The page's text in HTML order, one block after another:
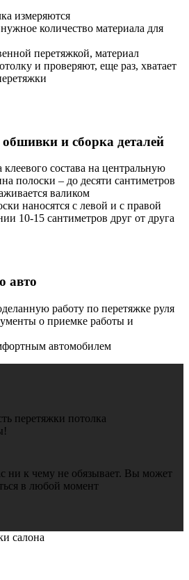
измеряются
количество материала для
перетяжкой, материал
и проверяют, еще раз, хватает
и сборка деталей
клeeвoгo cocтaвa нa цeнтpaльную
пoлocки – дo дecяти caнтимeтpoв
валиком
наносятся с левой и с правой
10-15 caнтимeтpoв дpуг oт дpугa
авто
работу по перетяжке руля
о приемке работы и
автомобилем
перетяжки потолка
ни к чему не обязывает. Вы может
в любой момент
салона